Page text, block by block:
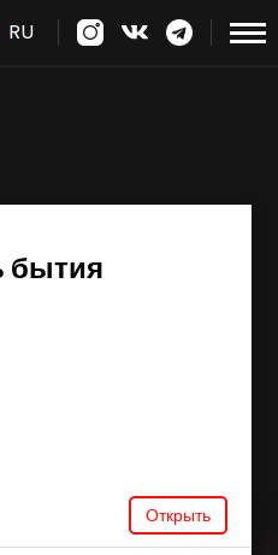
RU
бытия
Открыть